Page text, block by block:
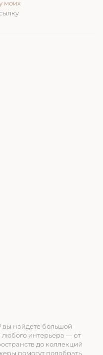
моих
найдете большой
интерьера — от
до коллекций
помогут подобрать